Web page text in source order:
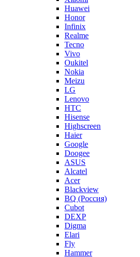
Huawei
Honor
Infinix
Realme
Tecno
Vivo
Oukitel
Nokia
Meizu
LG
Lenovo
HTC
Hisense
Highscreen
Haier
Google
Doogee
ASUS
Alcatel
Acer
Blackview
BQ (Россия)
Cubot
DEXP
Digma
Elari
Fly
Hammer